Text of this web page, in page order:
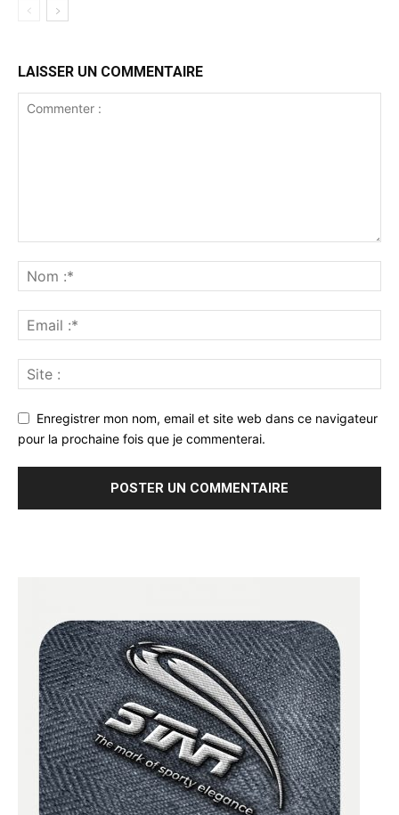
LAISSER UN COMMENTAIRE
Enregistrer mon nom, email et site web dans ce navigateur
pour la prochaine fois que je commenterai.